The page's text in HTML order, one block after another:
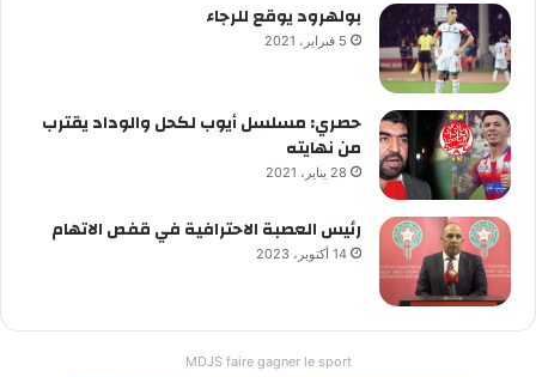
بولهرود يوقع للرجاء
5 فبراير، 2021
حصري: مسلسل أيوب لكحل والوداد يقترب
من نهايته
28 يناير، 2021
رئيس العصبة الاحترافية في قفص الاتهام
14 أكتوبر، 2023
MDJS faire gagner le sport